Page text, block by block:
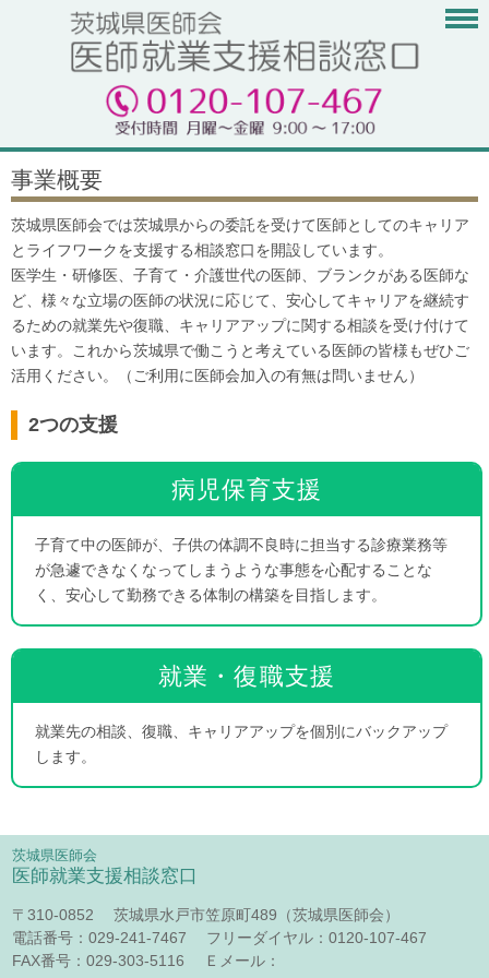
事業概要
茨城県医師会では茨城県からの委託を受けて医師としてのキャリア
とライフワークを支援する相談窓口を開設しています。
医学生・研修医、子育て・介護世代の医師、ブランクがある医師な
ど、様々な立場の医師の状況に応じて、安心してキャリアを継続す
るための就業先や復職、キャリアアップに関する相談を受け付けて
います。これから茨城県で働こうと考えている医師の皆様もぜひご
活用ください。（ご利用に医師会加入の有無は問いません）
2つの支援
病児保育支援
子育て中の医師が、子供の体調不良時に担当する診療業務等
が急遽できなくなってしまうような事態を心配することな
く、安心して勤務できる体制の構築を目指します。
就業・復職支援
就業先の相談、復職、キャリアアップを個別にバックアップ
します。
茨城県医師会
医師就業支援相談窓口
〒310-0852 茨城県水戸市笠原町489（茨城県医師会）
電話番号：029-241-7467 フリーダイヤル：0120-107-467
FAX番号：029-303-5116 Ｅメール：